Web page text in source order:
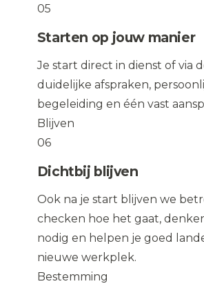
05
Starten op jouw manier
Je start direct in dienst of via
duidelijke afspraken,
begeleiding en één vast
Blijven
06
Dichtbij blijven
Ook na je start blijven we
checken hoe het gaat,
nodig en helpen je goed
nieuwe werkplek.
Bestemming